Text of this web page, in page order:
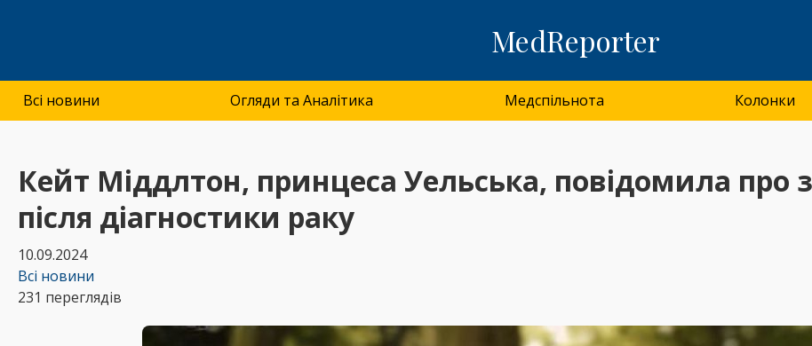
MedReporter
Всі новини Огляди та Аналітика Медспільнота Колонки
Кейт Міддлтон, принцеса Уельська, повідомила про
після діагностики раку
10.09.2024
Всі новини
231 переглядів